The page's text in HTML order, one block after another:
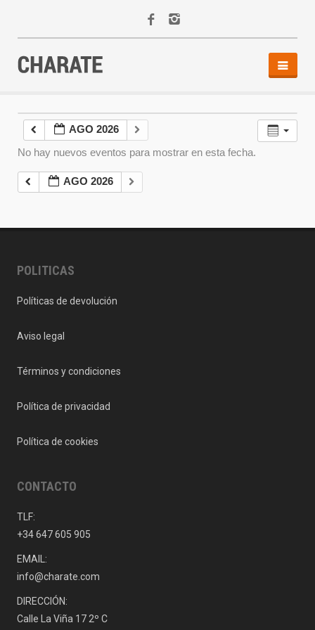
AGENDA
ACTIVIDADES
ALQUILER
EQUIPO
AGO 2026
No hay nuevos eventos para mostrar en esta fecha.
AGO 2026
POLITICAS
Políticas de devolución
Aviso legal
Términos y condiciones
Política de privacidad
Política de cookies
CONTACTO
TLF:
+34 647 605 905
EMAIL:
info@charate.com
DIRECCIÓN:
Calle La Viña 17 2º C